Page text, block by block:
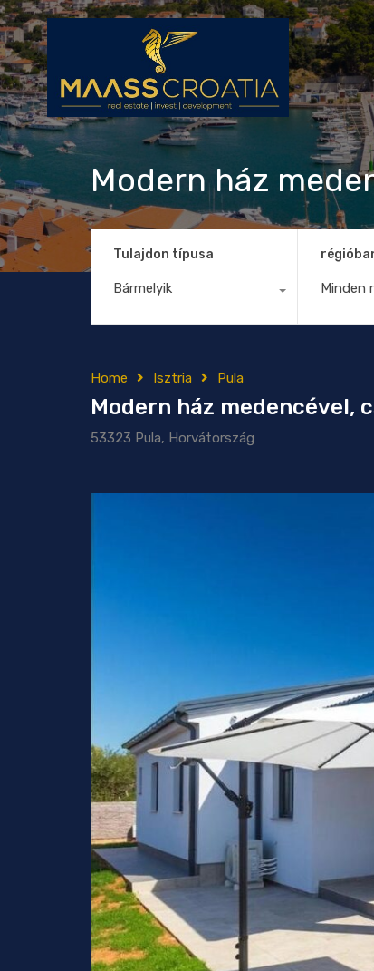
Modern ház
Tulajdon típusa
Bármelyik Minden
Home Isztria Pula
Modern ház medencével,
53323 Pula, Horvátország